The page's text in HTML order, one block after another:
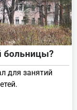
больницы?
для занятий